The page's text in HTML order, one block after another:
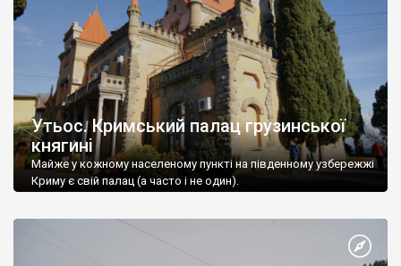
Утьос. Кримський палац грузинської
княгині
Майже у кожному населеному пункті на південному узбережжі
Криму є свій палац (а часто і не один).